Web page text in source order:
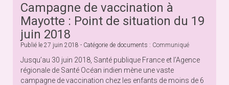
Campagne de vaccination à
Mayotte : Point de situation du 19
juin 2018
Publié le 27 juin 2018 - Catégorie de documents : Communiqué
Jusqu’au 30 juin 2018, Santé publique France et l’Agence
régionale de Santé Océan indien mène une vaste
campagne de vaccination chez les enfants de moins de 6